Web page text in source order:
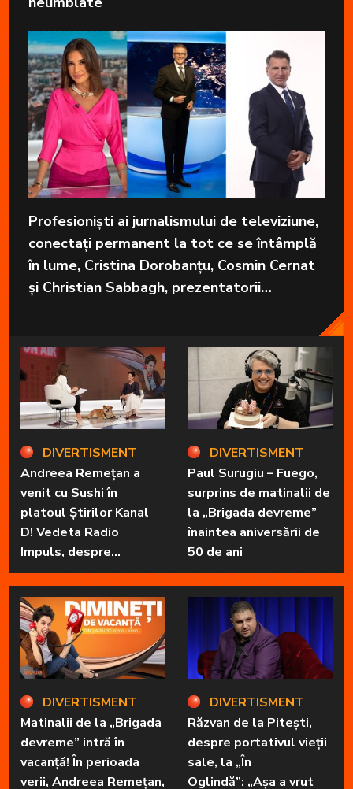
Profesioniști ai jurnalismului de televiziune,
conectați permanent la tot ce se întâmplă
în lume, Cristina Dorobanțu, Cosmin Cernat
și Christian Sabbagh, prezentatorii
în fața telespectatorilor.
DIVERTISMENT
Andreea Remețan a
venit cu Sushi în
platoul Știrilor Kanal
D! Vedeta Radio
Impuls, despre
„Dimineți de vacanță” și
prietena sa
necuvântătoare
DIVERTISMENT
Matinalii de la „Brigada
devreme” intră în
vacanță! În perioada
verii, Andreea Remețan,
DIVERTISMENT
Paul Surugiu – Fuego,
surprins de matinalii de
la „Brigada devreme”
înaintea aniversării de
50 de ani
DIVERTISMENT
Răzvan de la Pitești,
despre portativul vieții
sale, la „În
Oglindă”: „Așa a vrut